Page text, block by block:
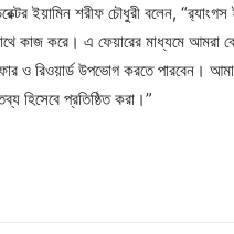
ইয়ামিন শরীফ চৌধুরী বলেন,
কাজ করে। এ ফেয়ারের মাধ্যমে
ও রিওয়ার্ড উপভোগ করতে পারবেন।
হিসেবে প্রতিষ্ঠিত করা।”